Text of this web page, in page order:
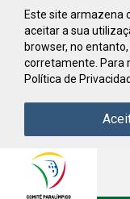
Saltar para conteúdo
Este site armazena
aceitar a sua
browser, no
corretamente. Para
Política de
Comite
Paralimpico